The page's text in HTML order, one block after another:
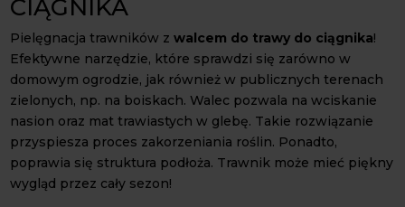
CIĄGNIKA
Pielęgnacja trawników zwalcem do trawy do ciągnika!
Efektywne narzędzie, które sprawdzi się zarówno w
domowym ogrodzie, jak również w publicznych terenach
zielonych, np. na boiskach. Walec pozwala na wciskanie
nasion oraz mat trawiastych w glebę. Takie rozwiązanie
przyspiesza proces zakorzeniania roślin. Ponadto,
poprawia się struktura podłoża. Trawnik może mieć piękny
wygląd przez cały sezon!